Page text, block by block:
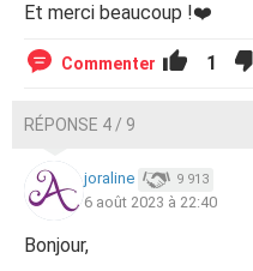
Et merci beaucoup !❤️
Commenter 1
RÉPONSE 4 / 9
joraline 9 913
6 août 2023 à 22:40
Bonjour,